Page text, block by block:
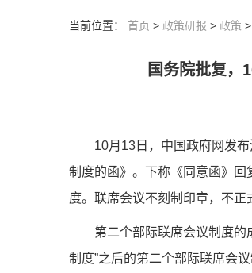
当前位置： 首页 > 政策研报 > 政策 >
国务院批复，
10月13日，中国政府网发
制度的函》。下称《同意函》回
度。联席会议不刻制印章，不
第二个部际联席会议制度的
制度”之后的第二个部际联席会议